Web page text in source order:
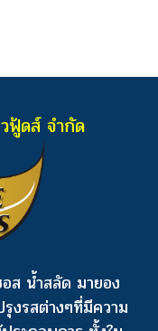
ฟู้ดส์ จำกัด
ส น้ำสลัด มายอง
งรสต่างๆที่มีความ